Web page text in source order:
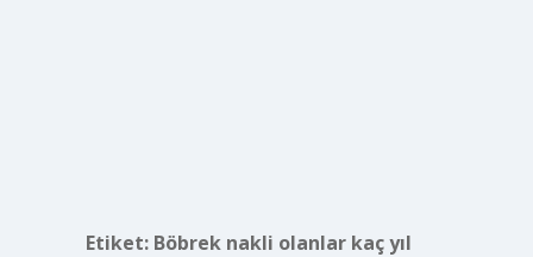
Etiket: Böbrek nakli olanlar kaç yıl